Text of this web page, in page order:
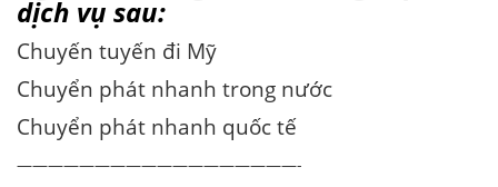
dịch vụ sau:
Chuyến tuyến đi Mỹ
Chuyển phát nhanh trong nước
Chuyển phát nhanh quốc tế
——————————————————-